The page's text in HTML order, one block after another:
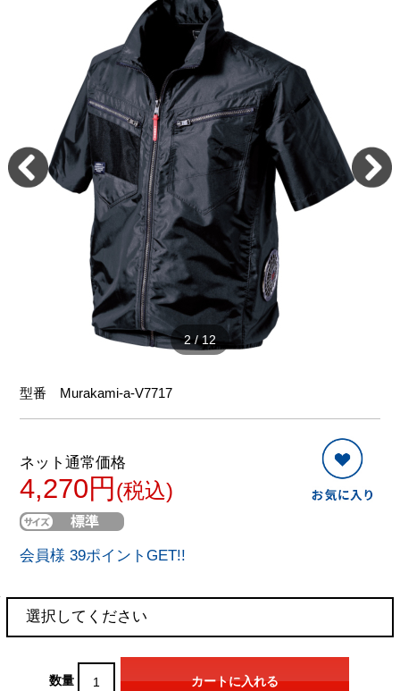
2/ 12
型番 Murakami-a-V7717
ネット通常価格
4,270円 (税込)
会員様 39ポイントGET!!
数量